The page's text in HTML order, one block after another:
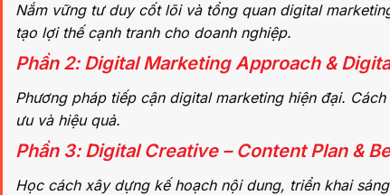
Nắm vững tư duy cốt lõi và tổng quan digital
tạo lợi thế cạnh tranh cho doanh nghiệp.
Phần 2: Digital Marketing Approach &
Phương pháp tiếp cận digital marketing hiện đại.
ưu và hiệu quả.
Phần 3: Digital Creative – Content Plan &
Học cách xây dựng kế hoạch nội dung, triển khai